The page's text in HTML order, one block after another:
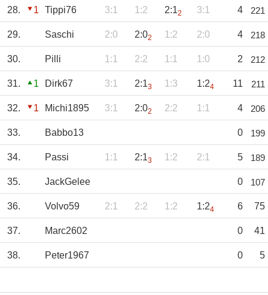
28. 1 Tippi76 3:1 1:2 2:12 3:1 4 221
29. Saschi 2:0 2:02 1:2 2:0 4 218
30. Pilli 1:1 2:2 1:1 1:0 2 212
31. 1 Dirk67 3:1 2:13 1:3 1:24 11 211
32. 1 Michi1895 3:1 2:02 2:2 1:1 4 206
33. Babbo13 0 199
34. Passi 1:1 2:13 1:2 2:1 5 189
35. JackGelee 0 107
36. Volvo59 2:1 2:2 1:2 1:24 6 75
37. Marc2602 0 41
38. Peter1967 0 5